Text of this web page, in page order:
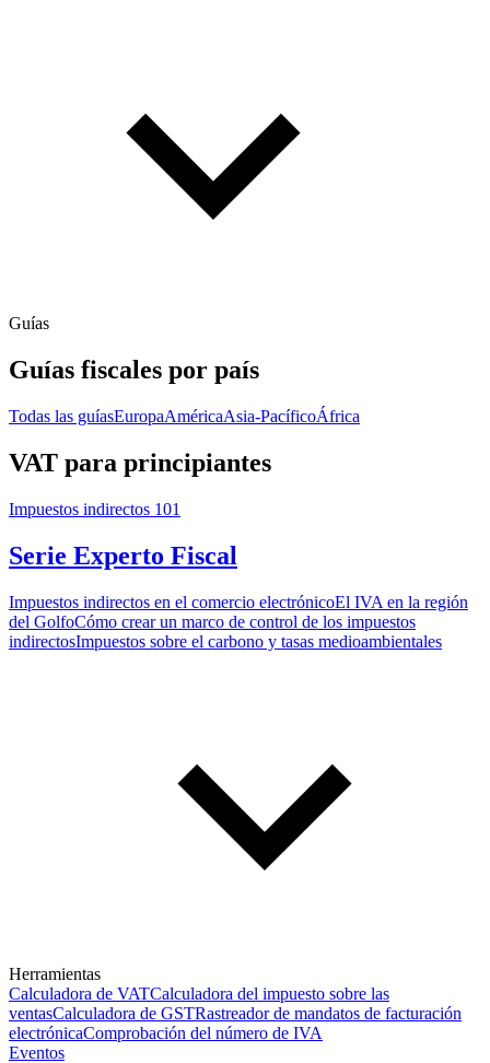
Guías
Guías fiscales por país
Todas las guíasEuropaAméricaAsia-PacíficoÁfrica
VAT para principiantes
Impuestos indirectos 101
Serie Experto Fiscal
Impuestos indirectos en el comercio electrónicoEl IVA en la región
del GolfoCómo crear un marco de control de los impuestos
indirectosImpuestos sobre el carbono y tasas medioambientales
Herramientas
Calculadora de VATCalculadora del impuesto sobre las
ventasCalculadora de GSTRastreador de mandatos de facturación
electrónicaComprobación del número de IVA
Eventos